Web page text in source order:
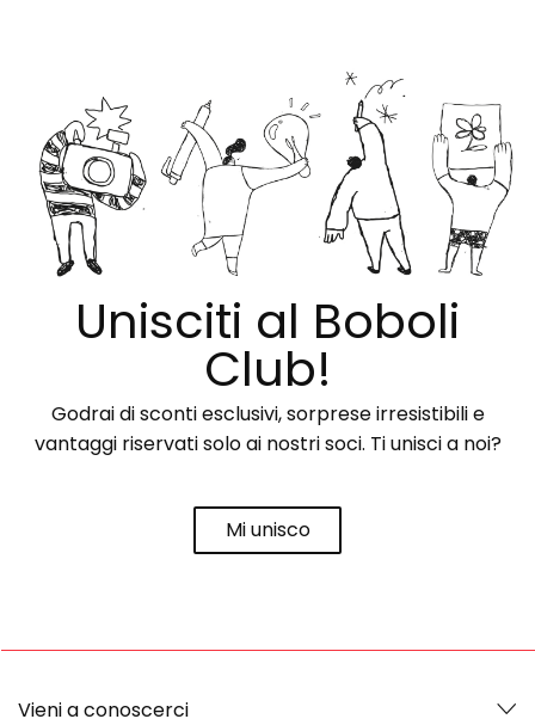
Unisciti al Boboli
Club!
Godrai di sconti esclusivi, sorprese irresistibili e
vantaggi riservati solo ai nostri soci. Ti unisci a noi?
Mi unisco
Vieni a conoscerci